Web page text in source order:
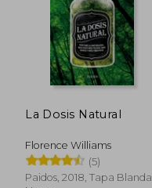
La Dosis Natural
Florence Williams
(5)
Paidos, 2018, Tapa Blanda,